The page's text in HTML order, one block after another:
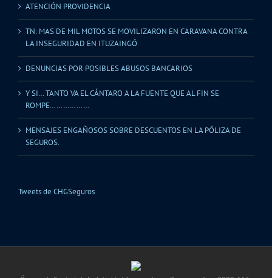
ATENCIÓN PROVIDENCIA
TN: MAS DE MIL MOTOS SE MOVILIZARON EN CARAVANA CONTRA
LA INSEGURIDAD EN ITUZAINGÓ
DENUNCIAS POR POSIBLES ABUSOS BANCARIOS
Y SI… TANTO VA EL CÁNTARO A LA FUENTE QUE AL FIN SE
ROMPE………………
MENSAJES ENGAÑOSOS SOBRE DESCUENTOS EN LA PÓLIZA DE
SEGUROS.
Tweets de CHGSeguros